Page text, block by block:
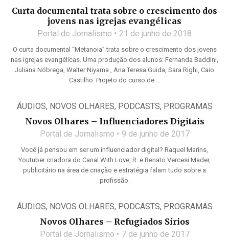
Curta documental trata sobre o crescimento dos
jovens nas igrejas evangélicas
Portal de Jornalismo 21 de junho de 2018
O curta documental “Metanoia” trata sobre o crescimento dos jovens
nas igrejas evangélicas. Uma produção dos alunos: Fernanda Baddini,
Juliana Nóbrega, Walter Niyama , Ana Teresa Guida, Sara Righi, Caio
Castilho. Projeto do curso de ...
ÁUDIOS, NOVOS OLHARES, PODCASTS, PROGRAMAS
Novos Olhares – Influenciadores Digitais
Portal de Jornalismo 9 de junho de 2017
Você já pensou em ser um influenciador digital? Raquel Marins,
Youtuber criadora do Canal With Love, R. e Renato Vercesi Mader,
publicitário na área de criação e estratégia falam tudo sobre a
profissão.
ÁUDIOS, NOVOS OLHARES, PODCASTS, PROGRAMAS
Novos Olhares – Refugiados Sírios
Portal de Jornalismo 7 de junho de 2017